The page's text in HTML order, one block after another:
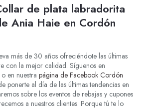
de plata labradorita
Ania Haie en Cordón
más de 30 años ofreciéndote las últimas
con la mejor calidad. Síguenos en
o en nuestra página de Facebook Cordón
ponerte al día de las últimas tendencias en
sobre los eventos de rebajas y cupones
a nuestros clientes. Porque tú te lo